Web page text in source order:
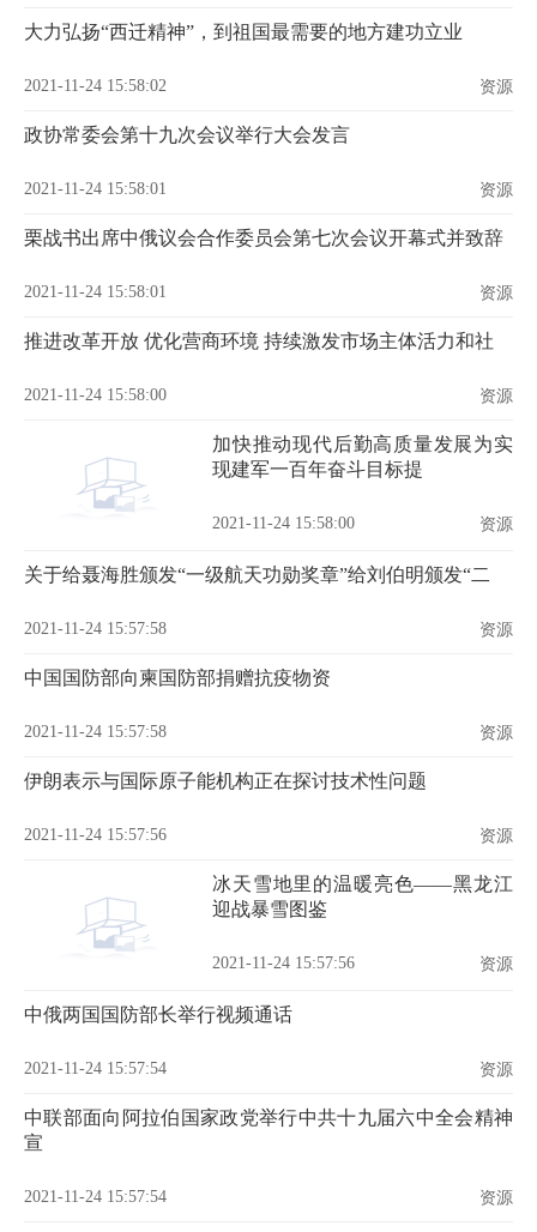
大力弘扬“西迁精神”，到祖国最需要的地方建功立业
2021-11-24 15:58:02 资源
政协常委会第十九次会议举行大会发言
2021-11-24 15:58:01 资源
栗战书出席中俄议会合作委员会第七次会议开幕式并致辞
2021-11-24 15:58:01 资源
推进改革开放 优化营商环境 持续激发市场主体活力和社
2021-11-24 15:58:00 资源
加快推动现代后勤高质量发展为实
现建军一百年奋斗目标提
2021-11-24 15:58:00 资源
关于给聂海胜颁发“一级航天功勋奖章”给刘伯明颁发“二
2021-11-24 15:57:58 资源
中国国防部向柬国防部捐赠抗疫物资
2021-11-24 15:57:58 资源
伊朗表示与国际原子能机构正在探讨技术性问题
2021-11-24 15:57:56 资源
冰天雪地里的温暖亮色——黑龙江
迎战暴雪图鉴
2021-11-24 15:57:56 资源
中俄两国国防部长举行视频通话
2021-11-24 15:57:54 资源
中联部面向阿拉伯国家政党举行中共十九届六中全会精神
宣
2021-11-24 15:57:54 资源